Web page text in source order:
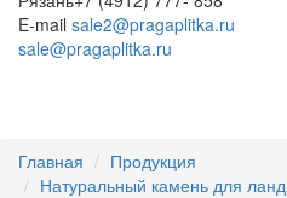
E-mail sale2@pragaplitka.ru
sale@pragaplitka.ru
Главная
Продукция
Натуральный камень для